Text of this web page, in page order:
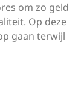
om zo geld
Op deze
gaan terwijl